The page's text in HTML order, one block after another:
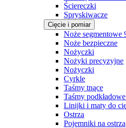
Ściereczki
Spryskiwacze
Cięcie i pomiar
Noże segmentowe
Noże bezpieczne
Nożyczki
Nożyki precyzyjne
Nożyczki
Cyrkle
Taśmy tnące
Taśmy
Linijki i maty do
Ostrza
Pojemniki na ostrza